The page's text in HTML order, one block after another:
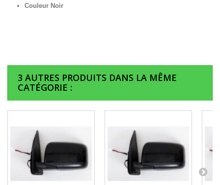
Couleur Noir
3 AUTRES PRODUITS DANS LA MÊME
CATÉGORIE :